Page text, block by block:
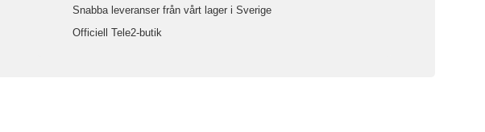
Snabba leveranser från vårt lager i Sverige
Officiell Tele2-butik